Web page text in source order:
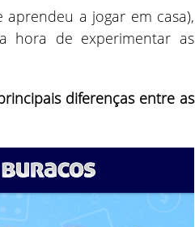
a jogar em casa),
hora de experimentar as
diferenças entre as